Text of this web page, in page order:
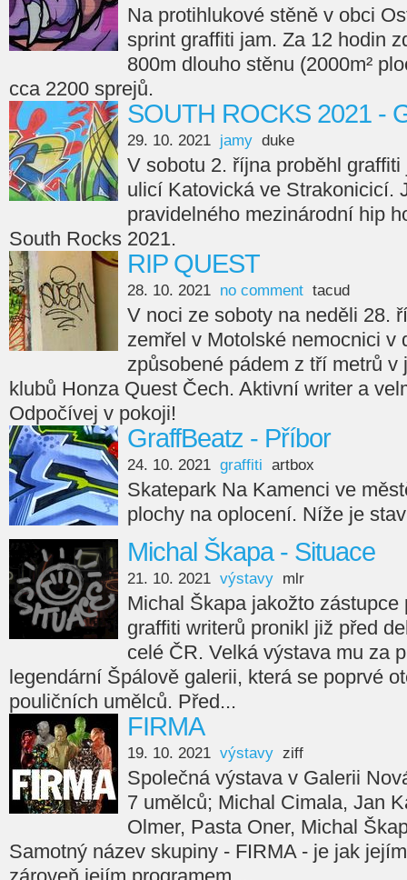
Na protihlukové stěně v obci
sprint graffiti jam. Za 12 hodin
800m dlouho stěnu (2000m²
cca 2200 sprejů.
SOUTH ROCKS 2021 -
29. 10. 2021 jamy duke
V sobotu 2. října proběhl
ulicí Katovická ve Strakonicicí.
pravidelného mezinárodní hip
South Rocks 2021.
RIP QUEST
28. 10. 2021 no comment tacud
V noci ze soboty na neděli 28.
zemřel v Motolské nemocnici v
způsobené pádem z tří metrů v
klubů Honza Quest Čech. Aktivní writer a
Odpočívej v pokoji!
GraffBeatz - Příbor
24. 10. 2021 graffiti artbox
Skatepark Na Kamenci ve
plochy na oplocení. Níže je
Michal Škapa - Situace
21. 10. 2021 výstavy mlr
Michal Škapa jakožto
graffiti writerů pronikl již před
celé ČR. Velká výstava mu za
legendární Špálově galerii, která se poprvé
pouličních umělců. Před...
FIRMA
19. 10. 2021 výstavy ziff
Společná výstava v Galerii
7 umělců; Michal Cimala, Jan
Olmer, Pasta Oner, Michal
Samotný název skupiny - FIRMA - je jak